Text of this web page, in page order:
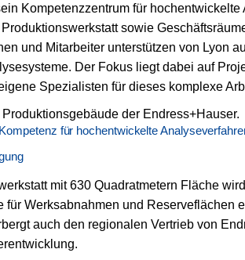
Kompetenzzentrum für
sowie
und Mitarbeiter unterstützen von Lyon
Der Fokus liegt dabei auf
Spezialisten für dieses komplexe
für hochentwickelte
mit 630 Quadratmetern Fläche
für Werksabnahmen und
auch den regionalen Vertrieb von